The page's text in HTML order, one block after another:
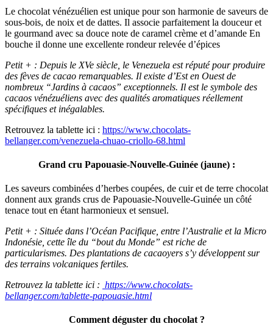
Le chocolat vénézuélien est unique pour son harmonie de saveurs de
sous-bois, de noix et de dattes. Il associe parfaitement la douceur et
le gourmand avec sa douce note de caramel crème et d’amande En
bouche il donne une excellente rondeur relevée d’épices
Petit + : Depuis le XVe siècle, le Venezuela est réputé pour produire
des fèves de cacao remarquables. Il existe d’Est en Ouest de
nombreux “Jardins à cacaos” exceptionnels. Il est le symbole des
cacaos vénézuéliens avec des qualités aromatiques réellement
spécifiques et inégalables.
Retrouvez la tablette ici : https://www.chocolats-
bellanger.com/venezuela-chuao-criollo-68.html
Grand cru Papouasie-Nouvelle-Guinée (jaune) :
Les saveurs combinées d’herbes coupées, de cuir et de terre chocolat
donnent aux grands crus de Papouasie-Nouvelle-Guinée un côté
tenace tout en étant harmonieux et sensuel.
Petit + : Située dans l’Océan Pacifique, entre l’Australie et la Micro
Indonésie, cette île du “bout du Monde” est riche de
particularismes. Des plantations de cacaoyers s’y développent sur
des terrains volcaniques fertiles.
Retrouvez la tablette ici : https://www.chocolats-
bellanger.com/tablette-papouasie.html
Comment déguster du chocolat ?